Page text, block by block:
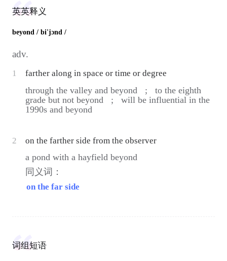
英英释义
beyond / bi'jɔnd /
adv.
1 farther along in space or time or degree
through the valley and beyond ;
to the eighth
grade but not beyond ;
will be influential in the
1990s and beyond
2 on the farther side from the observer
a pond with a hayfield beyond
同义词：
on the far side
词组短语